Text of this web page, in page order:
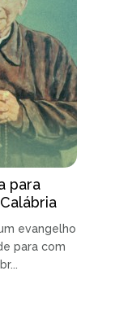
para
evangelho
para com